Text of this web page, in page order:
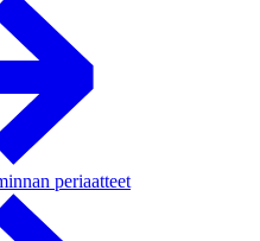
periaatteet